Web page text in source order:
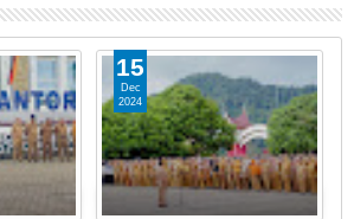
15
Dec
2024